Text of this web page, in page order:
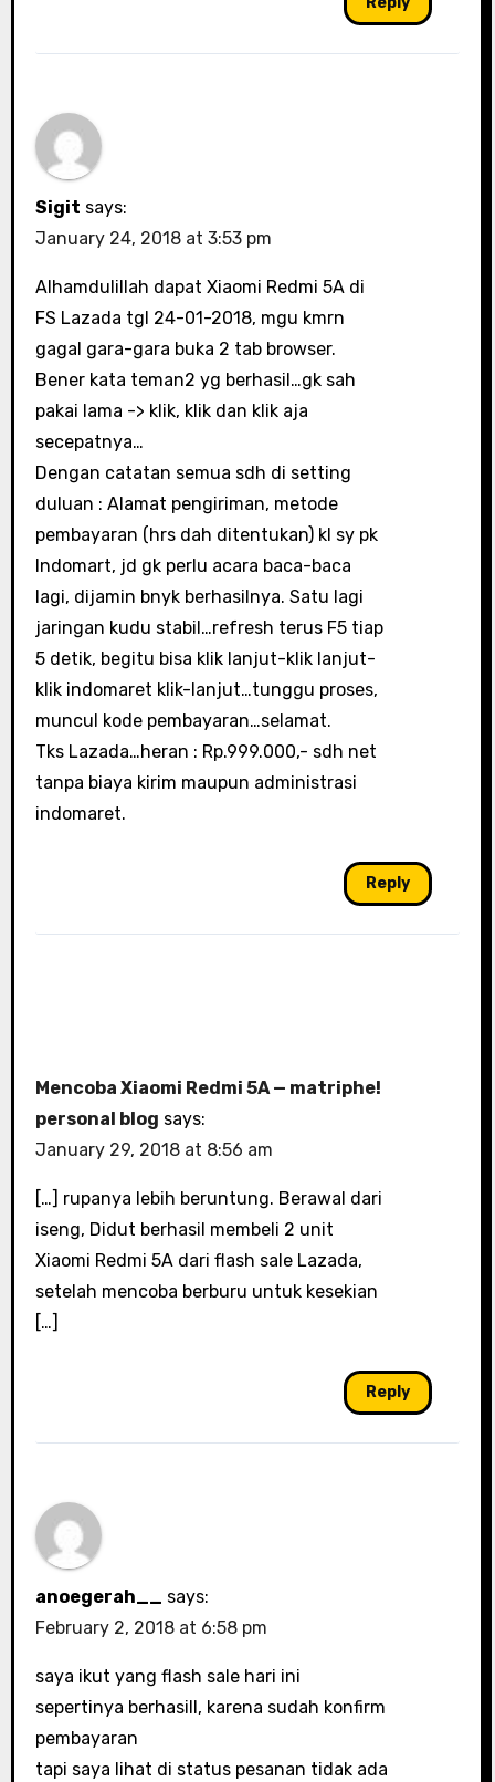
Sigit says:
January 24, 2018 at 3:53 pm
Alhamdulillah dapat Xiaomi Redmi 5A di
FS Lazada tgl 24-01-2018, mgu kmrn
gagal gara-gara buka 2 tab browser.
Bener kata teman2 yg berhasil…gk sah
pakai lama -> klik, klik dan klik aja
secepatnya…
Dengan catatan semua sdh di setting
duluan : Alamat pengiriman, metode
pembayaran (hrs dah ditentukan) kl sy pk
Indomart, jd gk perlu acara baca-baca
lagi, dijamin bnyk berhasilnya. Satu lagi
jaringan kudu stabil…refresh terus F5 tiap
5 detik, begitu bisa klik lanjut-klik lanjut-
klik indomaret klik-lanjut…tunggu proses,
muncul kode pembayaran…selamat.
Tks Lazada…heran : Rp.999.000,- sdh net
tanpa biaya kirim maupun administrasi
indomaret.
Reply
Mencoba Xiaomi Redmi 5A — matriphe!
personal blog says:
January 29, 2018 at 8:56 am
[…] rupanya lebih beruntung. Berawal dari
iseng, Didut berhasil membeli 2 unit
Xiaomi Redmi 5A dari flash sale Lazada,
setelah mencoba berburu untuk kesekian
[…]
Reply
anoegerah__ says:
February 2, 2018 at 6:58 pm
saya ikut yang flash sale hari ini
sepertinya berhasill, karena sudah konfirm
pembayaran
tapi saya lihat di status pesanan tidak ada